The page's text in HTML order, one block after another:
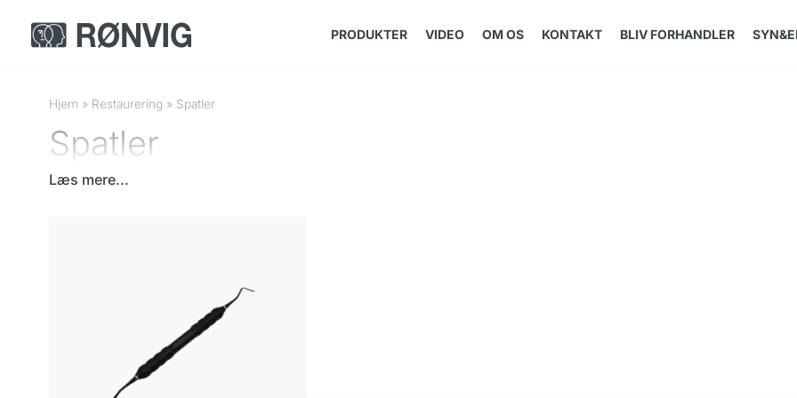
PRODUKTER VIDEO OM OS KONTAKT BLIV FORHANDLER
Hjem » Restaurering » Spatler
Spatler
Læs mere...